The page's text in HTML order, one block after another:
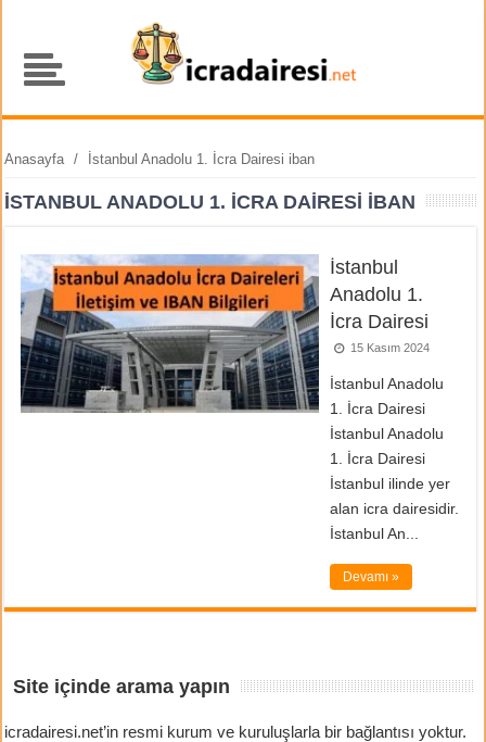
Anasayfa / İstanbul Anadolu 1. İcra Dairesi iban
İSTANBUL ANADOLU 1. İCRA DAIRESI IBAN
İstanbul
Anadolu 1.
İcra Dairesi
15 Kasım 2024
İstanbul Anadolu
1. İcra Dairesi
İstanbul Anadolu
1. İcra Dairesi
İstanbul ilinde yer
alan icra dairesidir.
İstanbul An...
Devamı »
Site içinde arama yapın
icradairesi.net’in resmi kurum ve kuruluşlarla bir bağlantısı yoktur.